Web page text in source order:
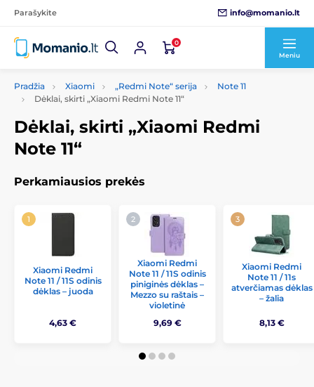
Parašykite info@momanio.lt
0
Meniu
Pradžia Xiaomi „Redmi Note“ serija
Note 11
Dėklai, skirti „Xiaomi Redmi Note 11“
Dėklai, skirti „Xiaomi Redmi
Note 11“
Perkamiausios prekės
Xiaomi Redmi
Note 11 / 11S odinis
dėklas – juoda
4,63 €
Xiaomi Redmi
Note 11 / 11S odinis
piniginės dėklas –
Mezzo su raštais –
violetinė
9,69 €
Xiaomi Redmi
Note 11 / 11s
atverčiamas dėklas
– žalia
8,13 €